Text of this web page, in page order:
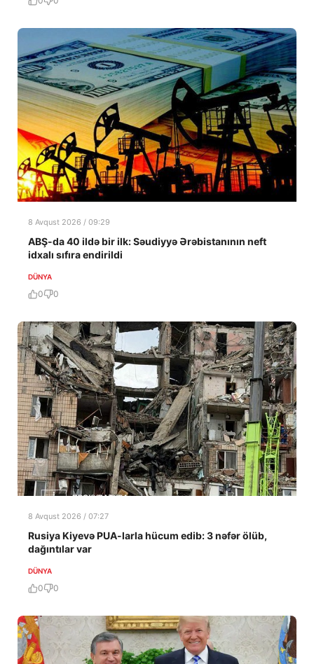
8 Avqust 2026 / 09:29
ABŞ-da 40 ildə bir ilk: Səudiyyə Ərəbistanının neft
idxalı sıfıra endirildi
DÜNYA
0 0
8 Avqust 2026 / 07:27
Rusiya Kiyevə PUA-larla hücum edib: 3 nəfər ölüb,
dağıntılar var
DÜNYA
0 0